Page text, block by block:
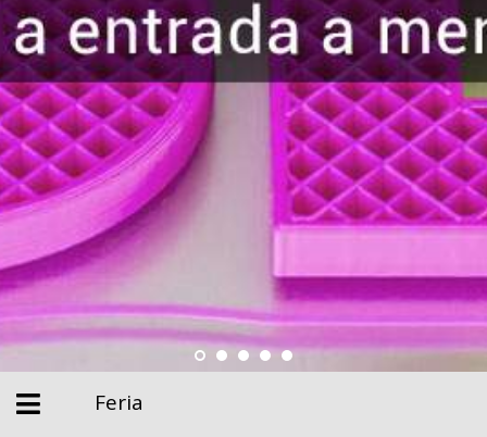
Feria